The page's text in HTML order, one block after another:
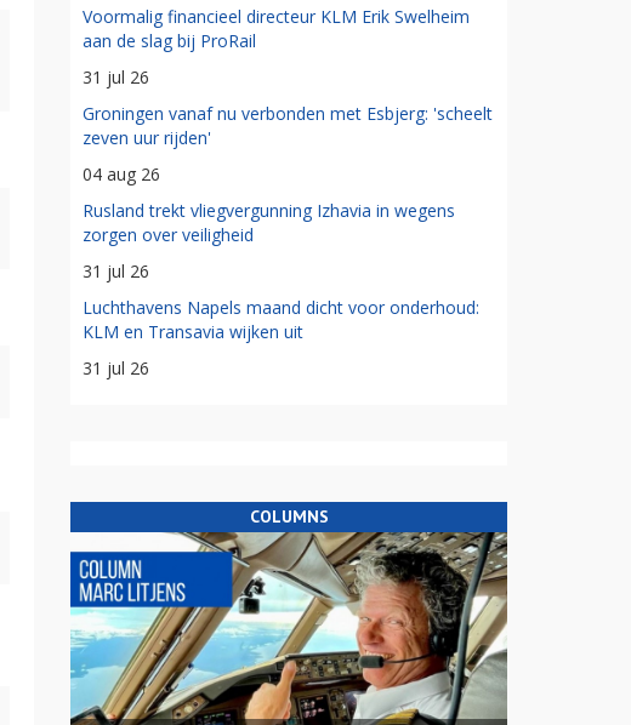
Voormalig financieel directeur KLM Erik Swelheim
aan de slag bij ProRail
31 jul 26
Groningen vanaf nu verbonden met Esbjerg: 'scheelt
zeven uur rijden'
04 aug 26
Rusland trekt vliegvergunning Izhavia in wegens
zorgen over veiligheid
31 jul 26
Luchthavens Napels maand dicht voor onderhoud:
KLM en Transavia wijken uit
31 jul 26
COLUMNS